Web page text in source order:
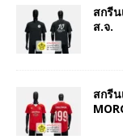
สกรี
ส.จ.
สกรีน